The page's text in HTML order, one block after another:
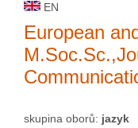
EN
European
skupina oborů: jazyk